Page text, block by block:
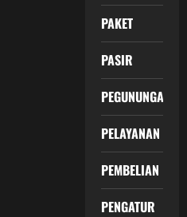
PAKET
PASIR
PEGUNUNGAN
PELAYANAN
PEMBELIAN
PENGATUR